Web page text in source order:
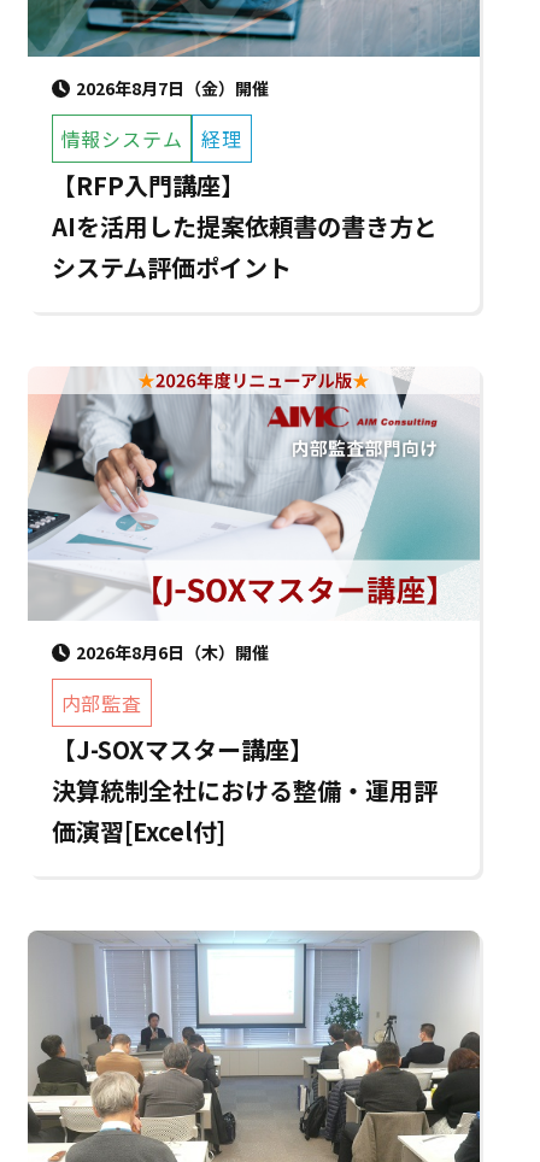
2026年8月7日（金）開催
情報システム 経理
【RFP入門講座】
AIを活用した提案依頼書の書き方と
システム評価ポイント
2026年8月6日（木）開催
内部監査
【J-SOXマスター講座】
決算統制全社における整備・運用評
価演習[Excel付]